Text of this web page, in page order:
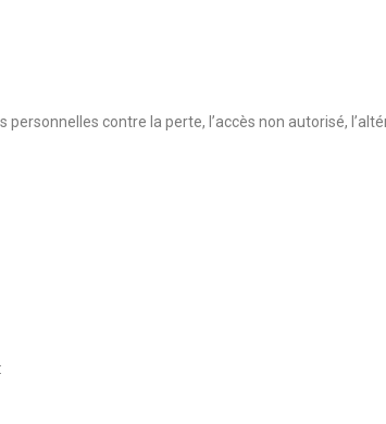
contre la perte, l’accès non autorisé,